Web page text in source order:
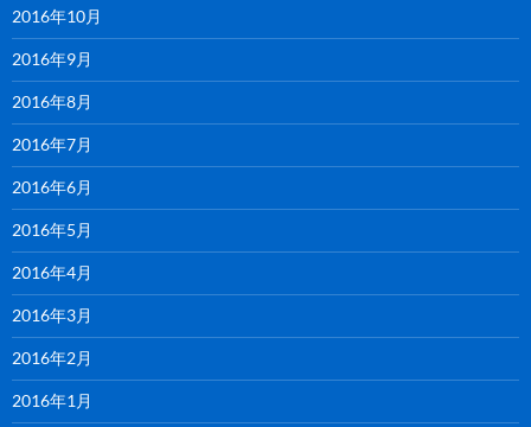
2016年10月
2016年9月
2016年8月
2016年7月
2016年6月
2016年5月
2016年4月
2016年3月
2016年2月
2016年1月